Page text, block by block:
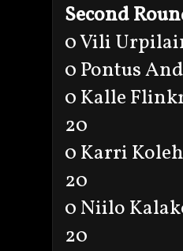
Second
0 Vili
0 Pontus
0 Kalle
20
0 Karri
20
0 Niilo
20